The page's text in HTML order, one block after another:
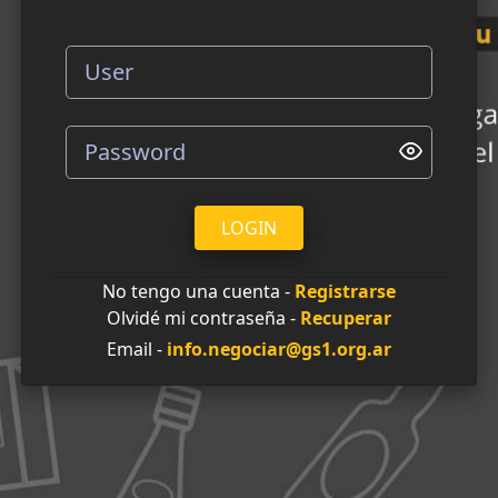
LOGIN
No tengo una cuenta - Registrarse
Olvidé mi contraseña - Recuperar
Email - info.negociar@gs1.org.ar